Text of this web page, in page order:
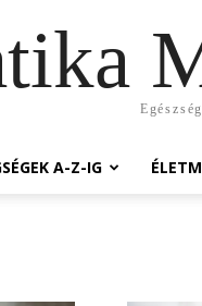
A-Z-IG